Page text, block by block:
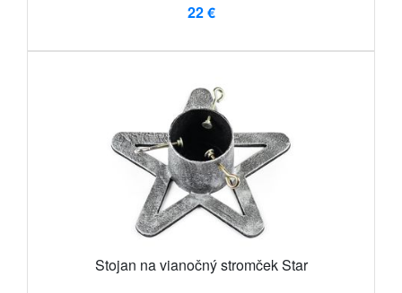
22 €
Stojan na vianočný stromček Star